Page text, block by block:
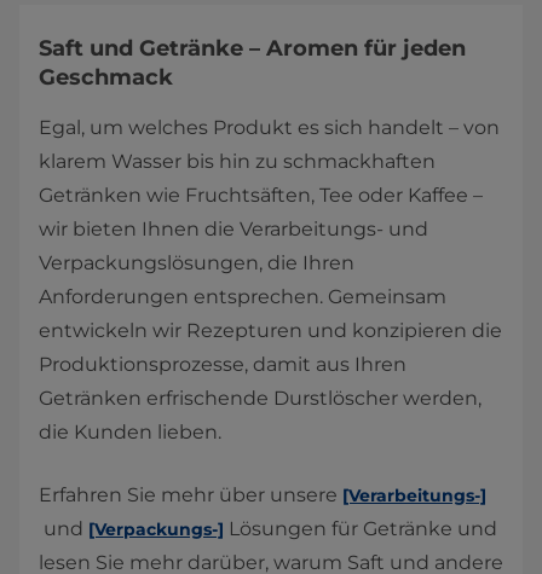
Saft und Getränke – Aromen für jeden
Geschmack
Egal, um welches Produkt es sich handelt – von
klarem Wasser bis hin zu schmackhaften
Getränken wie Fruchtsäften, Tee oder Kaffee –
wir bieten Ihnen die Verarbeitungs- und
Verpackungslösungen, die Ihren
Anforderungen entsprechen. Gemeinsam
entwickeln wir Rezepturen und konzipieren die
Produktionsprozesse, damit aus Ihren
Getränken erfrischende Durstlöscher werden,
die Kunden lieben.
Erfahren Sie mehr über unsere [Verarbeitungs-]
und [Verpackungs-] Lösungen für Getränke und
lesen Sie mehr darüber, warum Saft und andere